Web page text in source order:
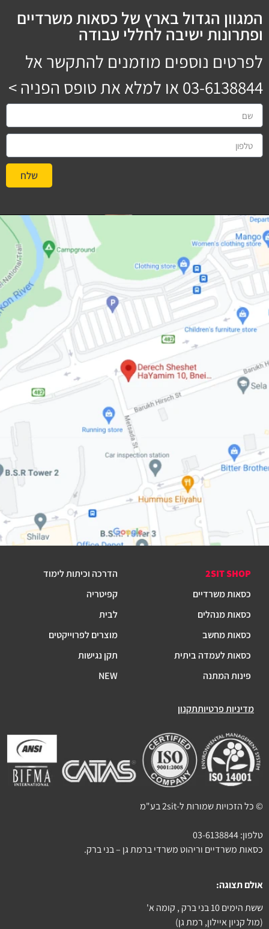
המגוון הגדול בארץ של כסאות משרדיים
ופתרונות ישיבה לחללי עבודה
לפרטים נוספים מוזמנים להתקשר אל
03-6138844 או למלא את טופס הפניה >
שלח
2SIT SHOP
כסאות משרדיים
כסאות מנהלים
כסאות מחשב
כסאות לעמדה ביתית
פינות המתנה
הדרכה וכיתות לימוד
קפיטריה
לבית
מוצרים לפרוייקטים
תקן נגישות
NEW
מדיניות פרטיותתקנון
© כל הזכויות שמורות ל-2sit בע"מ
טלפון:03-6138844
כסאות משרדיים וריהוט משרדי ברמת גן – בני ברק.
אולם תצוגה:
ששת הימים 10 בני ברק , קומה א'
(מול קניון איילון, רמת גן)